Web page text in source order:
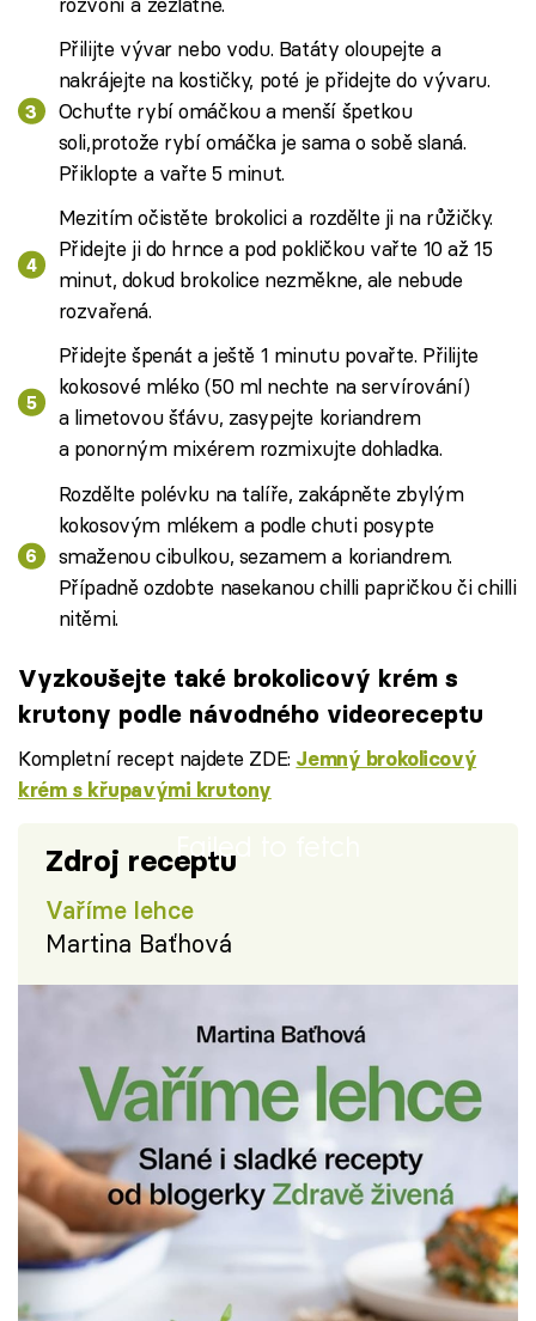
Přilijte vývar nebo vodu. Batáty oloupejte a
nakrájejte na kostičky, poté je přidejte do vývaru.
Ochuťte rybí omáčkou a menší špetkou
soli,protože rybí omáčka je sama o sobě slaná.
Přiklopte a vařte 5 minut.
Mezitím očistěte brokolici a rozdělte ji na růžičky.
Přidejte ji do hrnce a pod pokličkou vařte 10 až 15
minut, dokud brokolice nezměkne, ale nebude
rozvařená.
Přidejte špenát a ještě 1 minutu povařte. Přilijte
kokosové mléko (50 ml nechte na servírování)
a limetovou šťávu, zasypejte koriandrem
a ponorným mixérem rozmixujte dohladka.
Rozdělte polévku na talíře, zakápněte zbylým
kokosovým mlékem a podle chuti posypte
smaženou cibulkou, sezamem a koriandrem.
Případně ozdobte nasekanou chilli papričkou či chilli
nitěmi.
Vyzkoušejte také brokolicový krém s
krutony podle návodného videoreceptu
Kompletní recept najdete ZDE: Jemný brokolicový
krém s křupavými krutony
Failed to fetch
Zdroj receptu
Vaříme lehce
Martina Baťhová